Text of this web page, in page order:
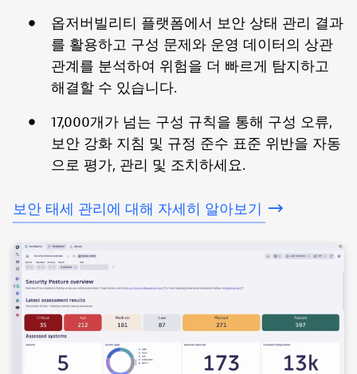
옵저버빌리티 플랫폼에서 보안 상태 관리 결과
를 활용하고 구성 문제와 운영 데이터의 상관
관계를 분석하여 위험을 더 빠르게 탐지하고
해결할 수 있습니다.
17,000개가 넘는 구성 규칙을 통해 구성 오류,
보안 강화 지침 및 규정 준수 표준 위반을 자동
으로 평가, 관리 및 조치하세요.
보안 태세 관리에 대해 자세히 알아보기